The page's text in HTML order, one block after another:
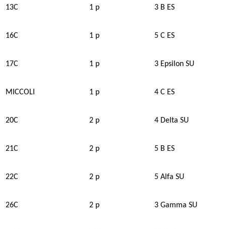
13C 1 p 3 B ES
16C 1 p 5 C ES
17C 1 p 3 Epsilon SU
MICCOLI 1 p 4 C ES
20C 2 p 4 Delta SU
21C 2 p 5 B ES
22C 2 p 5 Alfa SU
26C 2 p 3 Gamma SU